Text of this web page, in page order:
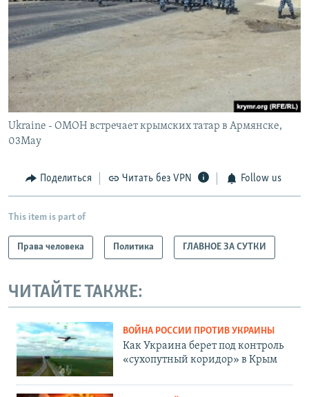
Ukraine - ОМОН встречает крымских татар в Армянске,
03May
Поделиться Читать без VPN Follow us
This item is part of
Права человека Политика ГЛАВНОЕ ЗА СУТКИ
ЧИТАЙТЕ ТАКЖЕ:
ВОЙНА РОССИИ ПРОТИВ УКРАИНЫ
Как Украина берет под контроль
«сухопутный коридор» в Крым